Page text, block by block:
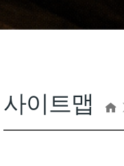
사이트맵